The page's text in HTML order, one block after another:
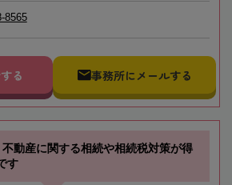
8565
る 事務所にメールする
不動産に関する相続や相続税対策が得
す